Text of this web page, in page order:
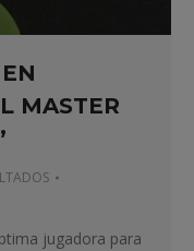
MASTER
jugadora para